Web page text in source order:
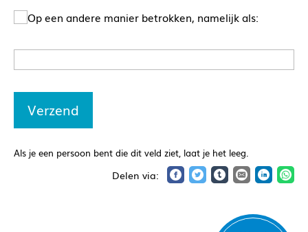
Op een andere manier betrokken, namelijk als:
Als je een persoon bent die dit veld ziet, laat je het leeg.